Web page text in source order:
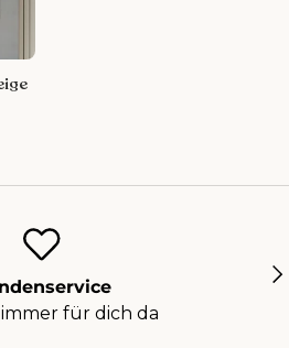
für dich da